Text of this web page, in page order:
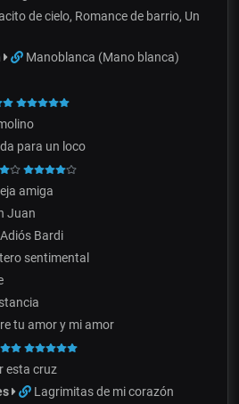
de cielo, Romance de barrio, Un
Manoblanca (Mano blanca)
para un loco
amiga
Juan
Adiós Bardi
sentimental
tu amor y mi amor
esta cruz
Lagrimitas de mi corazón